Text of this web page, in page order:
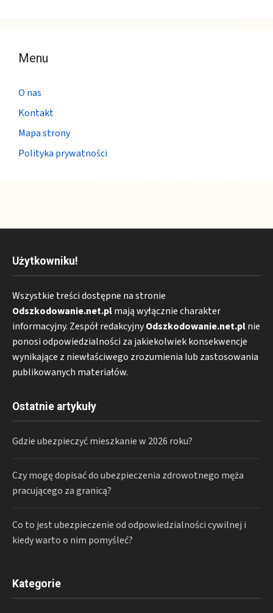
Menu
O nas
Kontakt
Mapa strony
Polityka prywatności
Użytkowniku!
Wszystkie treści dostępne na stronie
Odszkodowanie.net.plmają wyłącznie charakter
informacyjny. Zespół redakcyjnyOdszkodowanie.net.plnie
ponosi odpowiedzialności za jakiekolwiek konsekwencje
wynikające z niewłaściwego zrozumienia lub zastosowania
publikowanych materiałów.
Ostatnie artykuły
Gdzie ubezpieczyć mieszkanie w 2026 roku?
Czy mogę dopisać do ubezpieczenia zdrowotnego męża
pracującego za granicą?
Co to jest ubezpieczenie od odpowiedzialności cywilnej i
kiedy warto o nim pomyśleć?
Kategorie